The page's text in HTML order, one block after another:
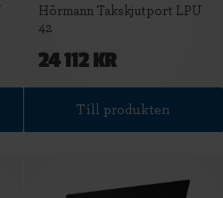
Hörmann Takskjutport LPU
42
24 112 KR
Till produkten